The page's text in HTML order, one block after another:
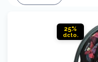
25%